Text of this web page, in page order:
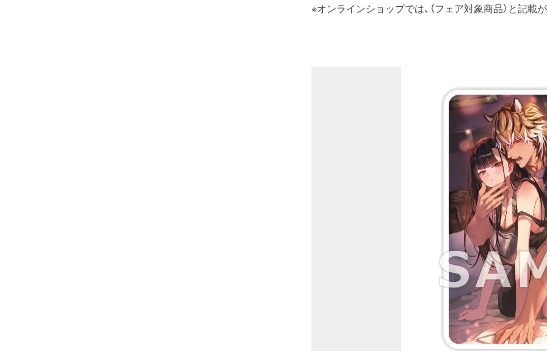
※オンラインショップでは、（フェア対象商品）と記載